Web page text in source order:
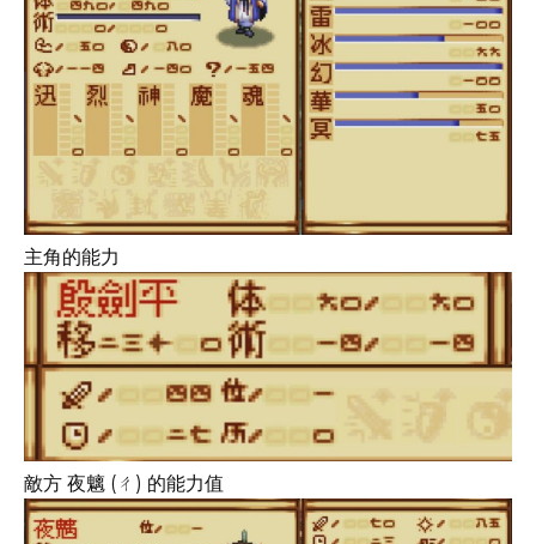
主角的能力
敵方 夜魑 (ㄔ) 的能力值